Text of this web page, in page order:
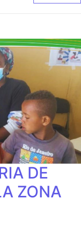
DE
ZONA